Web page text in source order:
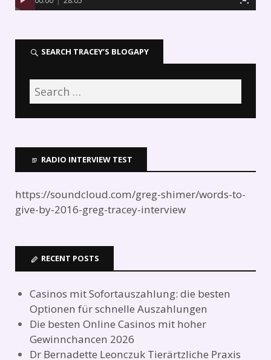
SEARCH TRACEY’S BLOGAPY
RADIO INTERVIEW TEST
https://soundcloud.com/greg-shimer/words-to-
give-by-2016-greg-tracey-interview
RECENT POSTS
Casinos mit Sofortauszahlung: die besten
Optionen für schnelle Auszahlungen
Die besten Online Casinos mit hoher
Gewinnchancen 2026
Dr Bernadette Leonczuk Tierärtzliche Praxis